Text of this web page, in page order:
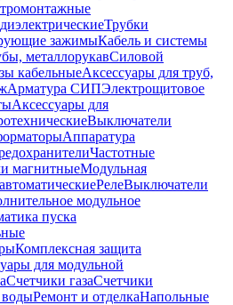
Трубки
зажимыКабель и системы
металлорукавСиловой
кабельныеАксессуары для труб,
Арматура СИПЭлектрощитовое
Аксессуары для
Выключатели
Аппаратура
Частотные
магнитныеМодульная
РелеВыключатели
модульное
пуска
Комплексная защита
для модульной
Счетчики газаСчетчики
Ремонт и отделкаНапольные